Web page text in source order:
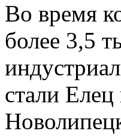
Во время
более 3,5
стали